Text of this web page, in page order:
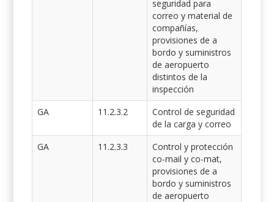
seguridad para
correo y material de
compañías,
provisiones de a
bordo y suministros
de aeropuerto
distintos de la
inspección
GA
11.2.3.2
Control de seguridad
de la carga y correo
GA
11.2.3.3
Control y protección
co-mail y co-mat,
provisiones de a
bordo y suministros
de aeropuerto